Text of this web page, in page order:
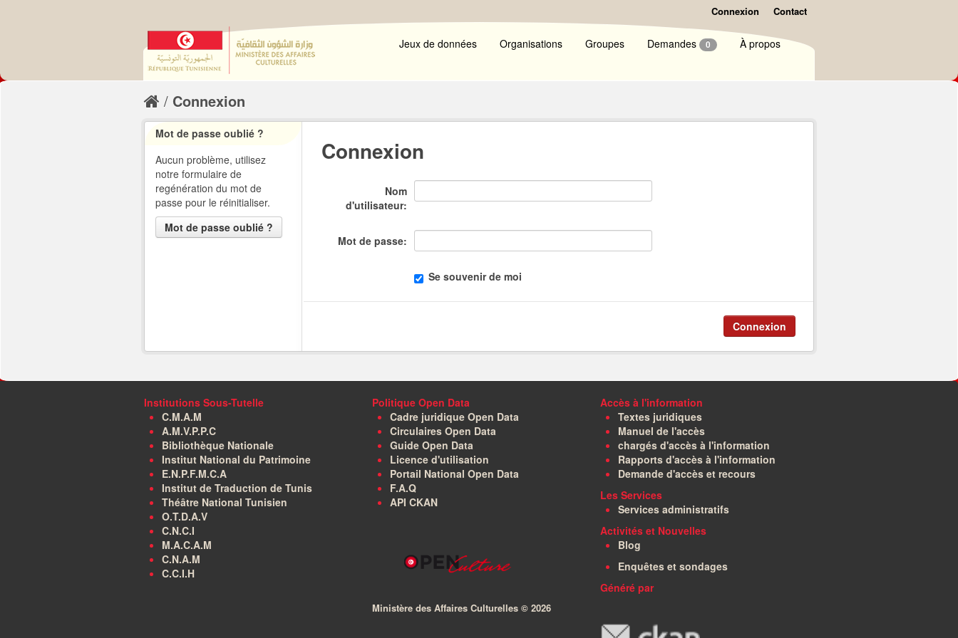
Connexion Contact
Jeux de données Organisations Groupes Demandes 0 À propos
Connexion
Connexion
Nom
d'utilisateur
Mot de passe
Se souvenir de moi
Connexion
Mot de passe oublié ?
Aucun problème, utilisez
notre formulaire de
regénération du mot de
passe pour le réinitialiser.
Mot de passe oublié ?
Institutions Sous-Tutelle
C.M.A.M
A.M.V.P.P.C
Bibliothèque Nationale
Institut National du Patrimoine
E.N.P.F.M.C.A
Institut de Traduction de Tunis
Théâtre National Tunisien
O.T.D.A.V
C.N.C.I
M.A.C.A.M
C.N.A.M
C.C.I.H
Politique Open Data
Cadre juridique Open Data
Circulaires Open Data
Guide Open Data
Licence d'utilisation
Portail National Open Data
F.A.Q
API CKAN
Ministère des Affaires Culturelles © 2026
Accès à l'information
Textes juridiques
Manuel de l'accès
chargés d'accès à l'information
Rapports d'accès à l'information
Demande d'accès et recours
Les Services
Services administratifs
Activités et Nouvelles
Blog
Enquêtes et sondages
Généré par